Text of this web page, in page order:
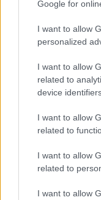
Google for
I want to allow
personalized
I want to allow
related to
device
I want to allow
related to
I want to allow
related to
I want to allow
XIMO